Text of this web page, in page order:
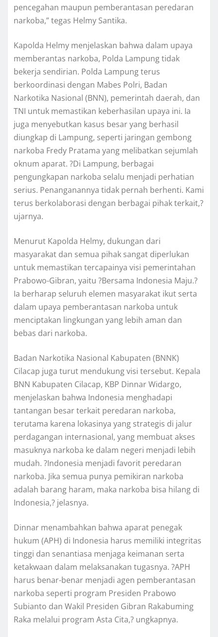
pencegahan maupun pemberantasan peredaran
narkoba,” tegas Helmy Santika.
Kapolda Helmy menjelaskan bahwa dalam upaya
memberantas narkoba, Polda Lampung tidak
bekerja sendirian. Polda Lampung terus
berkoordinasi dengan Mabes Polri, Badan
Narkotika Nasional (BNN), pemerintah daerah, dan
TNI untuk memastikan keberhasilan upaya ini. Ia
juga menyebutkan kasus besar yang berhasil
diungkap di Lampung, seperti jaringan gembong
narkoba Fredy Pratama yang melibatkan sejumlah
oknum aparat. ?Di Lampung, berbagai
pengungkapan narkoba selalu menjadi perhatian
serius. Penanganannya tidak pernah berhenti. Kami
terus berkolaborasi dengan berbagai pihak terkait,?
ujarnya.
Menurut Kapolda Helmy, dukungan dari
masyarakat dan semua pihak sangat diperlukan
untuk memastikan tercapainya visi pemerintahan
Prabowo-Gibran, yaitu ?Bersama Indonesia Maju.?
Ia berharap seluruh elemen masyarakat ikut serta
dalam upaya pemberantasan narkoba untuk
menciptakan lingkungan yang lebih aman dan
bebas dari narkoba.
Badan Narkotika Nasional Kabupaten (BNNK)
Cilacap juga turut mendukung visi tersebut. Kepala
BNN Kabupaten Cilacap, KBP Dinnar Widargo,
menjelaskan bahwa Indonesia menghadapi
tantangan besar terkait peredaran narkoba,
terutama karena lokasinya yang strategis di jalur
perdagangan internasional, yang membuat akses
masuknya narkoba ke dalam negeri menjadi lebih
mudah. ?Indonesia menjadi favorit peredaran
narkoba. Jika semua punya pemikiran narkoba
adalah barang haram, maka narkoba bisa hilang di
Indonesia,? jelasnya.
Dinnar menambahkan bahwa aparat penegak
hukum (APH) di Indonesia harus memiliki integritas
tinggi dan senantiasa menjaga keimanan serta
ketakwaan dalam melaksanakan tugasnya. ?APH
harus benar-benar menjadi agen pemberantasan
narkoba seperti program Presiden Prabowo
Subianto dan Wakil Presiden Gibran Rakabuming
Raka melalui program Asta Cita,? ungkapnya.